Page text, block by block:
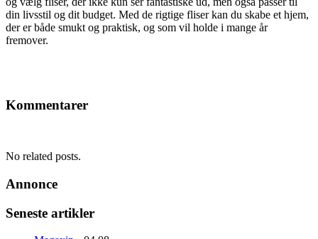
din livsstil og dit budget. Med de rigtige fliser kan du skabe et hjem,
der er både smukt og praktisk, og som vil holde i mange år
fremover.
Kommentarer
No related posts.
Annonce
Seneste artikler